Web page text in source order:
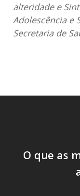
alteridade e
Adolescência e
Secretaria de
O que as